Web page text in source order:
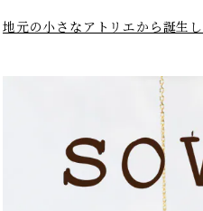
地元の小さなアトリエから誕生